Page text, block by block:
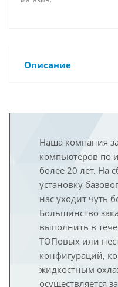
Описание
Наша компания
компьютеров по
более 20 лет. На
установку
нас уходит чуть
Большинство
выполнить в
ТОПовых или
конфигураций,
жидкостным
осуществляется